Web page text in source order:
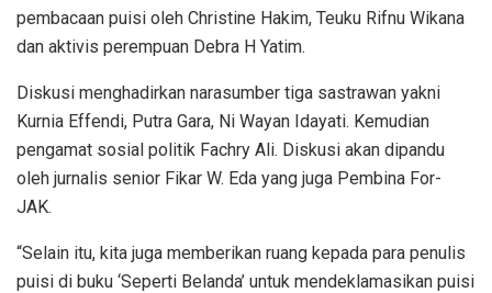
pembacaan puisi oleh Christine Hakim, Teuku Rifnu Wikana
dan aktivis perempuan Debra H Yatim.
Diskusi menghadirkan narasumber tiga sastrawan yakni
Kurnia Effendi, Putra Gara, Ni Wayan Idayati. Kemudian
pengamat sosial politik Fachry Ali. Diskusi akan dipandu
oleh jurnalis senior Fikar W. Eda yang juga Pembina For-
JAK.
“Selain itu, kita juga memberikan ruang kepada para penulis
puisi di buku ‘Seperti Belanda’ untuk mendeklamasikan puisi